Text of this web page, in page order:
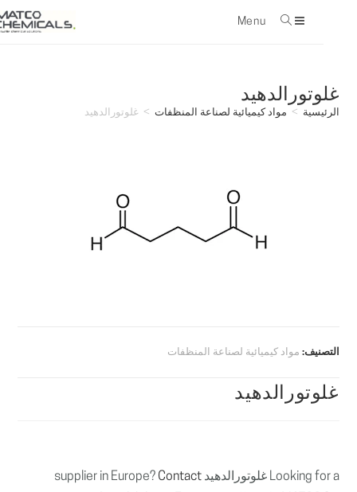
Menu
غلوتورالدهيد
الرئيسية > مواد كيميائية لصناعة المنظفات > غلوتورالدهيد
التصنيف:مواد كيميائية لصناعة المنظفات
غلوتورالدهيد
Looking for a غلوتورالدهيد supplier in Europe?
Contact